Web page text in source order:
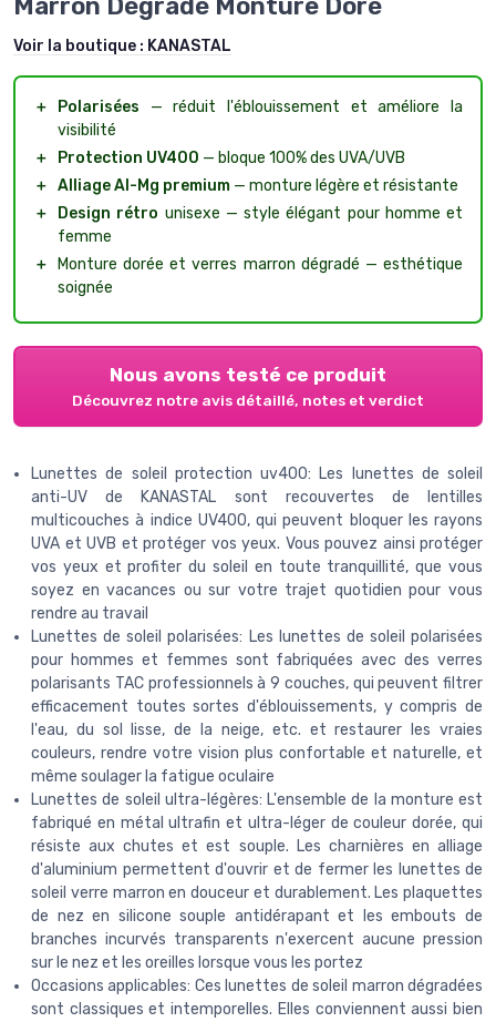
Marron Dégradé Monture Doré
Voir la boutique : KANASTAL
＋ Polarisées — réduit l'éblouissement et améliore la
visibilité
＋
Protection UV400 — bloque 100% des UVA/UVB
＋ Alliage Al-Mg premium — monture légère et résistante
＋
Design rétro unisexe — style élégant pour homme et
femme
＋
Monture dorée et verres marron dégradé — esthétique
soignée
Nous avons testé ce produit
Découvrez notre avis détaillé, notes et verdict
Lunettes de soleil protection uv400: Les lunettes de soleil
anti-UV de KANASTAL sont recouvertes de lentilles
multicouches à indice UV400, qui peuvent bloquer les rayons
UVA et UVB et protéger vos yeux. Vous pouvez ainsi protéger
vos yeux et profiter du soleil en toute tranquillité, que vous
soyez en vacances ou sur votre trajet quotidien pour vous
rendre au travail
Lunettes de soleil polarisées: Les lunettes de soleil polarisées
pour hommes et femmes sont fabriquées avec des verres
polarisants TAC professionnels à 9 couches, qui peuvent filtrer
efficacement toutes sortes d'éblouissements, y compris de
l'eau, du sol lisse, de la neige, etc. et restaurer les vraies
couleurs, rendre votre vision plus confortable et naturelle, et
même soulager la fatigue oculaire
Lunettes de soleil ultra-légères: L'ensemble de la monture est
fabriqué en métal ultrafin et ultra-léger de couleur dorée, qui
résiste aux chutes et est souple. Les charnières en alliage
d'aluminium permettent d'ouvrir et de fermer les lunettes de
soleil verre marron en douceur et durablement. Les plaquettes
de nez en silicone souple antidérapant et les embouts de
branches incurvés transparents n'exercent aucune pression
sur le nez et les oreilles lorsque vous les portez
Occasions applicables: Ces lunettes de soleil marron dégradées
sont classiques et intemporelles. Elles conviennent aussi bien